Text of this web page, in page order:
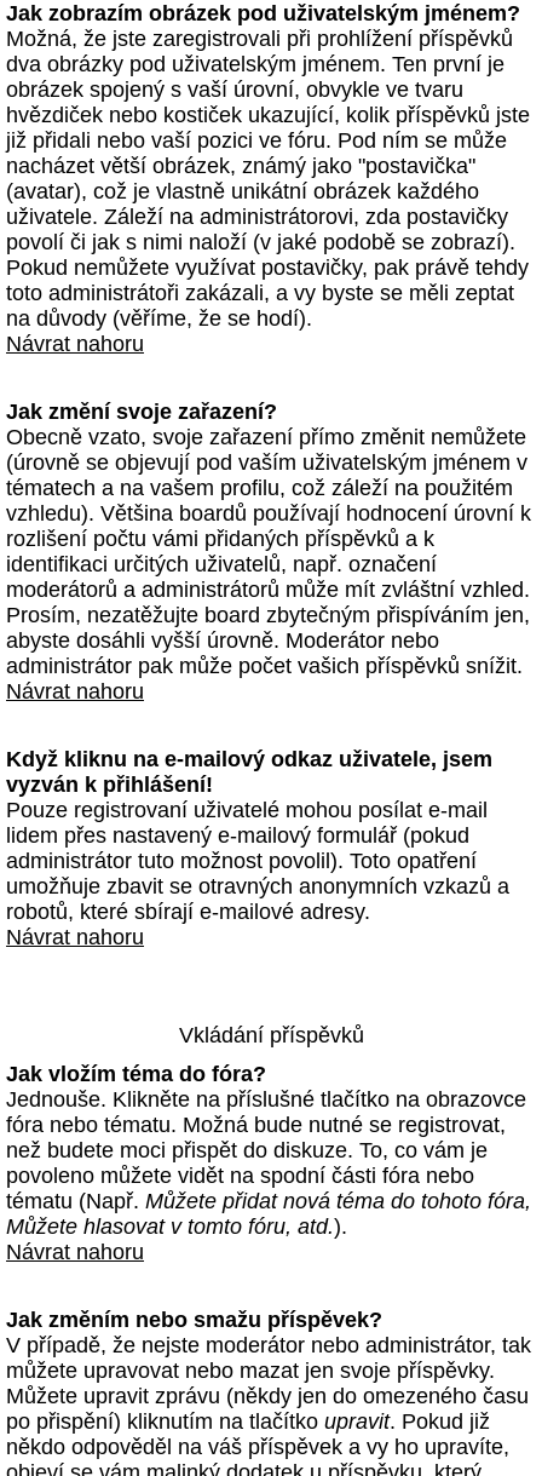
Jak zobrazím obrázek pod uživatelským jménem?
Možná, že jste zaregistrovali při prohlížení příspěvků
dva obrázky pod uživatelským jménem. Ten první je
obrázek spojený s vaší úrovní, obvykle ve tvaru
hvězdiček nebo kostiček ukazující, kolik příspěvků jste
již přidali nebo vaší pozici ve fóru. Pod ním se může
nacházet větší obrázek, známý jako "postavička"
(avatar), což je vlastně unikátní obrázek každého
uživatele. Záleží na administrátorovi, zda postavičky
povolí či jak s nimi naloží (v jaké podobě se zobrazí).
Pokud nemůžete využívat postavičky, pak právě tehdy
toto administrátoři zakázali, a vy byste se měli zeptat
na důvody (věříme, že se hodí).
Návrat nahoru
Jak změní svoje zařazení?
Obecně vzato, svoje zařazení přímo změnit nemůžete
(úrovně se objevují pod vaším uživatelským jménem v
tématech a na vašem profilu, což záleží na použitém
vzhledu). Většina boardů používají hodnocení úrovní k
rozlišení počtu vámi přidaných příspěvků a k
identifikaci určitých uživatelů, např. označení
moderátorů a administrátorů může mít zvláštní vzhled.
Prosím, nezatěžujte board zbytečným přispíváním jen,
abyste dosáhli vyšší úrovně. Moderátor nebo
administrátor pak může počet vašich příspěvků snížit.
Návrat nahoru
Když kliknu na e-mailový odkaz uživatele, jsem
vyzván k přihlášení!
Pouze registrovaní uživatelé mohou posílat e-mail
lidem přes nastavený e-mailový formulář (pokud
administrátor tuto možnost povolil). Toto opatření
umožňuje zbavit se otravných anonymních vzkazů a
robotů, které sbírají e-mailové adresy.
Návrat nahoru
Vkládání příspěvků
Jak vložím téma do fóra?
Jednouše. Klikněte na příslušné tlačítko na obrazovce
fóra nebo tématu. Možná bude nutné se registrovat,
než budete moci přispět do diskuze. To, co vám je
povoleno můžete vidět na spodní části fóra nebo
tématu (Např. Můžete přidat nová téma do tohoto fóra,
Můžete hlasovat v tomto fóru, atd.).
Návrat nahoru
Jak změním nebo smažu příspěvek?
V případě, že nejste moderátor nebo administrátor, tak
můžete upravovat nebo mazat jen svoje příspěvky.
Můžete upravit zprávu (někdy jen do omezeného času
po přispění) kliknutím na tlačítko upravit. Pokud již
někdo odpověděl na váš příspěvek a vy ho upravíte,